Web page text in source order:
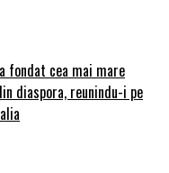
fondat cea mai mare
diaspora, reunindu-i pe